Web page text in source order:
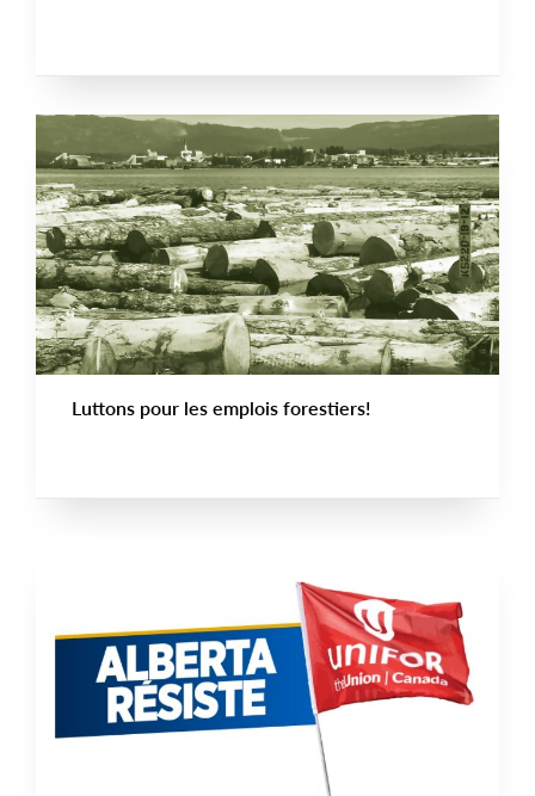
Luttons pour les emplois forestiers!